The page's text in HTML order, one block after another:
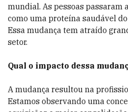
mundial. As pessoas passaram
como uma proteína saudável
Essa mudança tem atraído
setor.
Qual o impacto dessa
A mudança resultou na
Estamos observando uma